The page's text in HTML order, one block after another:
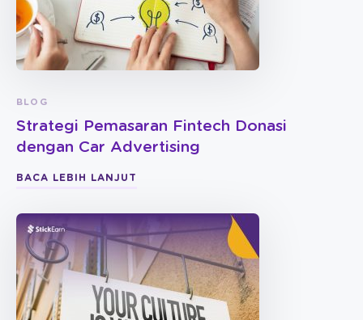
BLOG
Strategi Pemasaran Fintech Donasi
dengan Car Advertising
BACA LEBIH LANJUT